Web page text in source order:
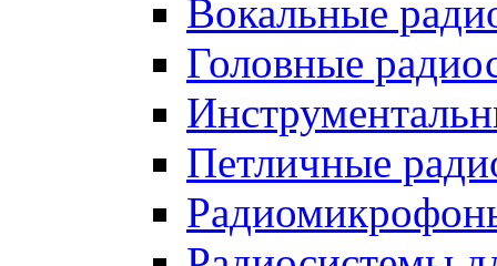
Вокальные
Головные
Петличные